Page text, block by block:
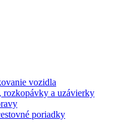
vozidla
rozkopávky a uzávierky
poriadky